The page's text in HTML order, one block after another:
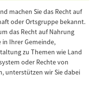
machen Sie das Recht auf
oder Ortsgruppe bekannt.
das Recht auf Nahrung
in Ihrer Gemeinde,
zu Themen wie Land
oder Rechte von
unterstützen wir Sie dabei